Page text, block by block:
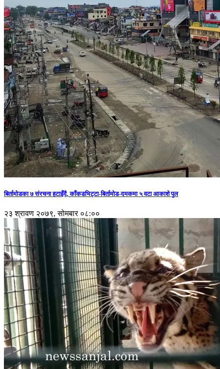
बिर्तामोडका ७ संरचना हटाइँदै, काँकडभिट्टा-बिर्तामोड-दमकमा ५ वटा आकाशे पुल
२३ श्रावण २०७९, सोमबार ०८:००